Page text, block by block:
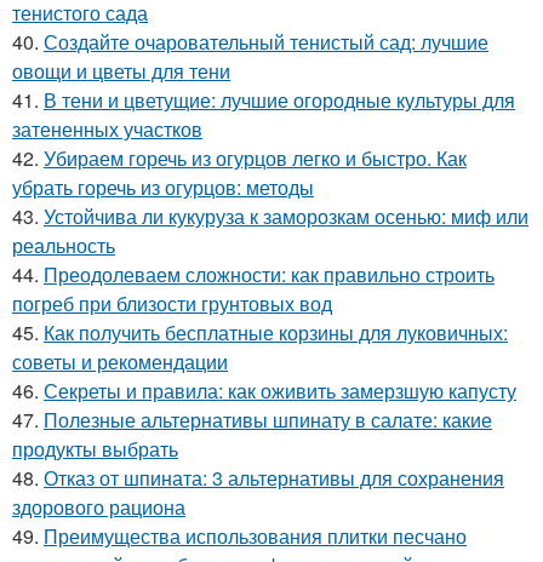
тенистого сада
40. Создайте очаровательный тенистый сад: лучшие
овощи и цветы для тени
41. В тени и цветущие: лучшие огородные культуры для
затененных участков
42. Убираем горечь из огурцов легко и быстро. Как
убрать горечь из огурцов: методы
43. Устойчива ли кукуруза к заморозкам осенью: миф или
реальность
44. Преодолеваем сложности: как правильно строить
погреб при близости грунтовых вод
45. Как получить бесплатные корзины для луковичных:
советы и рекомендации
46. Секреты и правила: как оживить замерзшую капусту
47. Полезные альтернативы шпинату в салате: какие
продукты выбрать
48. Отказ от шпината: 3 альтернативы для сохранения
здорового рациона
49. Преимущества использования плитки песчано